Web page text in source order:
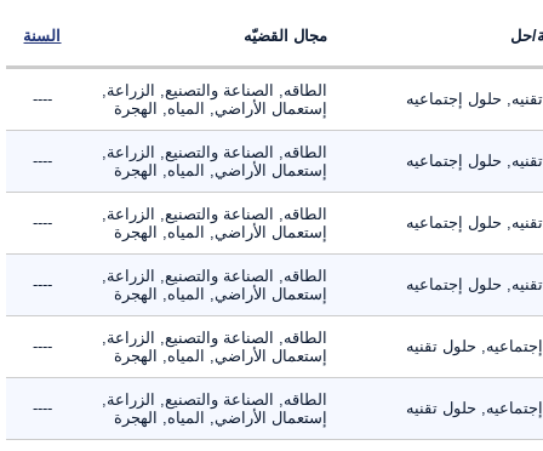
مجال القضيّه السنة
حلول إجتماعيه
الطاقه, الصناعة والتصنيع, الزراعة,
إستعمال الأراضي, المياه, الهجرة
----
حلول إجتماعيه
الطاقه, الصناعة والتصنيع, الزراعة,
إستعمال الأراضي, المياه, الهجرة
----
حلول إجتماعيه
الطاقه, الصناعة والتصنيع, الزراعة,
إستعمال الأراضي, المياه, الهجرة
----
حلول إجتماعيه
الطاقه, الصناعة والتصنيع, الزراعة,
إستعمال الأراضي, المياه, الهجرة
----
حلول تقنيه
الطاقه, الصناعة والتصنيع, الزراعة,
إستعمال الأراضي, المياه, الهجرة
----
حلول تقنيه
الطاقه, الصناعة والتصنيع, الزراعة,
إستعمال الأراضي, المياه, الهجرة
----